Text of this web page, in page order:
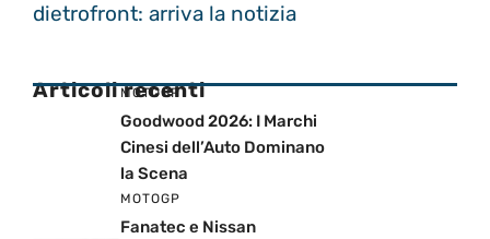
dietrofront: arriva la notizia
Articoli recenti
MOTOGP
Goodwood 2026: I Marchi
Cinesi dell’Auto Dominano
la Scena
MOTOGP
Fanatec e Nissan